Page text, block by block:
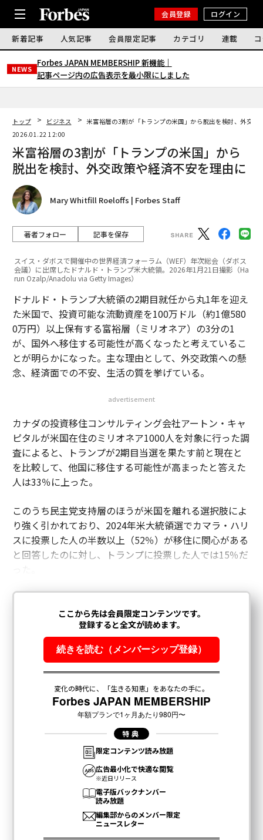
会員登録 ログイン
新着記事 人気記事 会員限定記事 カテゴリ 連載
NEWS
Forbes JAPAN MEMBERSHIP 新機能｜
記事ページ内の広告表示を最小限にしました
トップ ビジネス
米富裕層の3割が「トランプの米国」から脱出を検討、外交政
2026.01.22 12:00
米富裕層の3割が「トランプの米国」から
脱出を検討、外交政策や経済不安を理由に
Mary Whitfill Roeloffs | Forbes Staff
著者フォロー 記事を保存
スイス・ダボスで開催中の世界経済フォーラム（WEF）年次総会（ダボス
会議）に出席したドナルド・トランプ米大統領。2026年1月21日撮影（Ha
run Ozalp/Anadolu via Getty Images）
ドナルド・トランプ大統領の2期目就任から丸1年を迎え
た米国で、投資可能な流動資産を100万ドル（約1億580
0万円）以上保有する富裕層（ミリオネア）の3分の1
が、国外へ移住する可能性が高くなったと考えているこ
とが明らかになった。主な理由として、外交政策への懸
念、経済面での不安、生活の質を挙げている。
advertisement
カナダの投資移住コンサルティング会社アートン・キャ
ピタルが米国在住のミリオネア1000人を対象に行った調
査によると、トランプが2期目当選を果たす前と現在と
を比較して、他国に移住する可能性が高まったと答えた
人は33％に上った。
このうち民主党支持層のほうが米国を離れる選択肢によ
り強く引かれており、2024年米大統領選でカマラ・ハリ
スに投票した人の半数以上（52％）が移住に関心がある
と回答したのに対し、トランプに投票した人では15％だ